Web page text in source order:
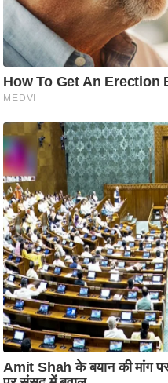
म
सा
म
यि
क
मा
तृ
भू
मि
स्तं
भ
ए
म
.
आ
र
.
आ